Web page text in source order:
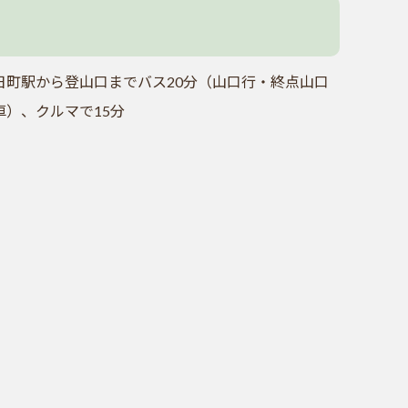
町駅から登山口までバス20分（山口行・終点山口
）、クルマで15分